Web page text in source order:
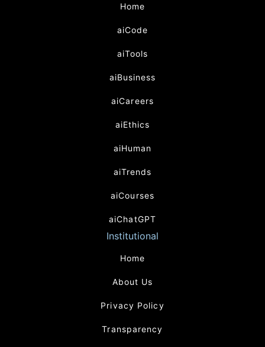
Home
aiCode
aiTools
aiBusiness
aiCareers
aiEthics
aiHuman
aiTrends
aiCourses
aiChatGPT
Institutional
Home
About Us
Privacy Policy
Transparency